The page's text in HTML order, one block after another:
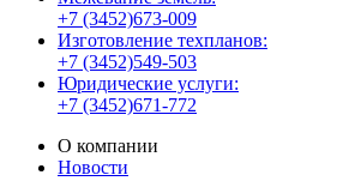
+7 (3452)673-009
Изготовление техпланов:
+7 (3452)549-503
Юридические услуги:
+7 (3452)671-772
О компании
Новости